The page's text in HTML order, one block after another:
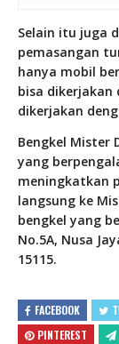
Selain itu juga
pemasangan
hanya mobil
bisa dikerjakan
dikerjakan
Bengkel Mister
yang
meningkatkan
langsung ke
bengkel yang
No.5A, Nusa
15115.
FACEBOOK
PINTEREST